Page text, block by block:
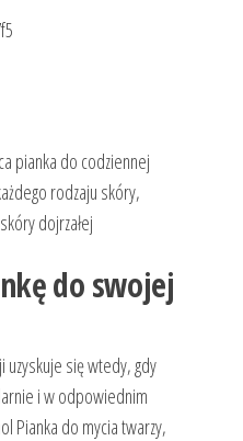
pianka do codziennej
rodzaju skóry,
dojrzałej
do swojej
uzyskuje się wtedy, gdy
i w odpowiednim
Pianka do mycia twarzy,